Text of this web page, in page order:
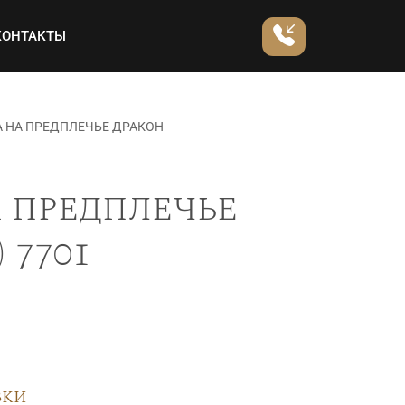
НА ПРЕДПЛЕЧЬЕ ДРАКОН